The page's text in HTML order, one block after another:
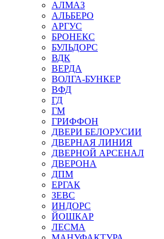
АЛМАЗ
АЛЬБЕРО
АРГУС
БРОНЕКС
БУЛЬДОРС
ВДК
ВЕРДА
ВОЛГА-БУНКЕР
ВФД
ГД
ГМ
ГРИФФОН
ДВЕРИ БЕЛОРУСИИ
ДВЕРНАЯ ЛИНИЯ
ДВЕРНОЙ АРСЕНАЛ
ДВЕРОНА
ДПМ
ЕРГАК
ЗЕВС
ИНДОРС
ЙОШКАР
ЛЕСМА